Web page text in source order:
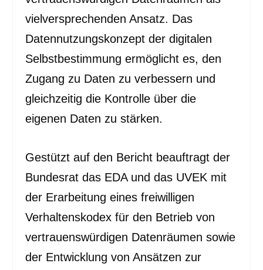
vielversprechenden Ansatz. Das
Datennutzungskonzept der digitalen
Selbstbestimmung ermöglicht es, den
Zugang zu Daten zu verbessern und
gleichzeitig die Kontrolle über die
eigenen Daten zu stärken.
Gestützt auf den Bericht beauftragt der
Bundesrat das EDA und das UVEK mit
der Erarbeitung eines freiwilligen
Verhaltenskodex für den Betrieb von
vertrauenswürdigen Datenräumen sowie
der Entwicklung von Ansätzen zur